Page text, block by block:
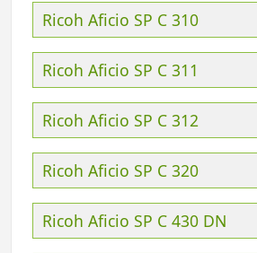
Ricoh Aficio SP C 310
Ricoh Aficio SP C 311
Ricoh Aficio SP C 312
Ricoh Aficio SP C 320
Ricoh Aficio SP C 430 DN